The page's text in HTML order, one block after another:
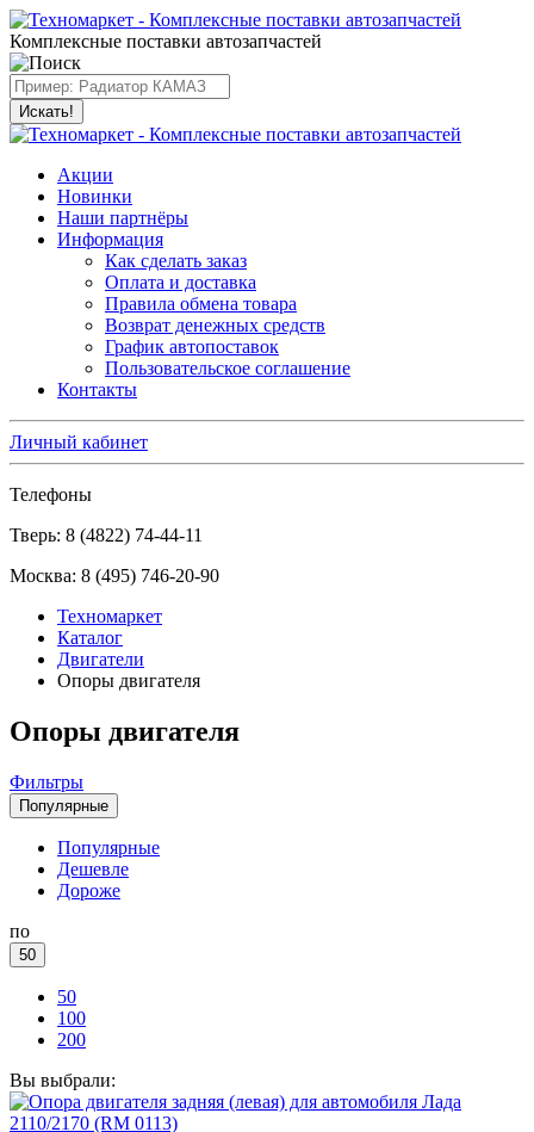
Комплексные поставки автозапчастей
Искать!
Акции
Новинки
Наши партнёры
Информация
Как сделать заказ
Оплата и доставка
Правила обмена товара
Возврат денежных средств
График автопоставок
Пользовательское соглашение
Контакты
Личный кабинет
Телефоны
Тверь: 8 (4822) 74-44-11
Москва: 8 (495) 746-20-90
Техномаркет
Каталог
Двигатели
Опоры двигателя
Опоры двигателя
Фильтры
Популярные
Популярные
Дешевле
Дороже
по
50
50
100
200
Вы выбрали: